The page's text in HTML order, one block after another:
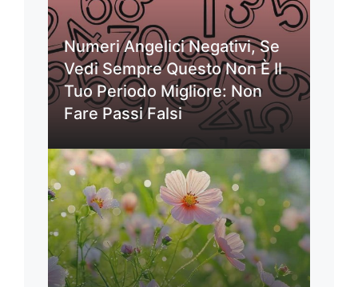
Numeri Angelici Negativi, Se
Vedi Sempre Questo Non È Il
Tuo Periodo Migliore: Non
Fare Passi Falsi